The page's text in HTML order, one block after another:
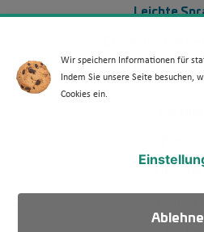
Leichte
Barriere
Über
Wir speichern Informationen für
Indem Sie unsere Seite besuchen,
Cookies ein.